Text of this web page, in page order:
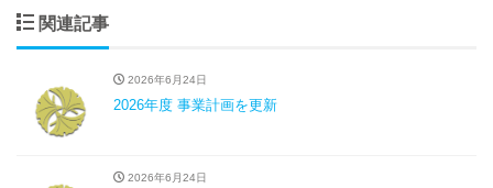
関連記事
2026年6月24日
2026年度 事業計画を更新
2026年6月24日